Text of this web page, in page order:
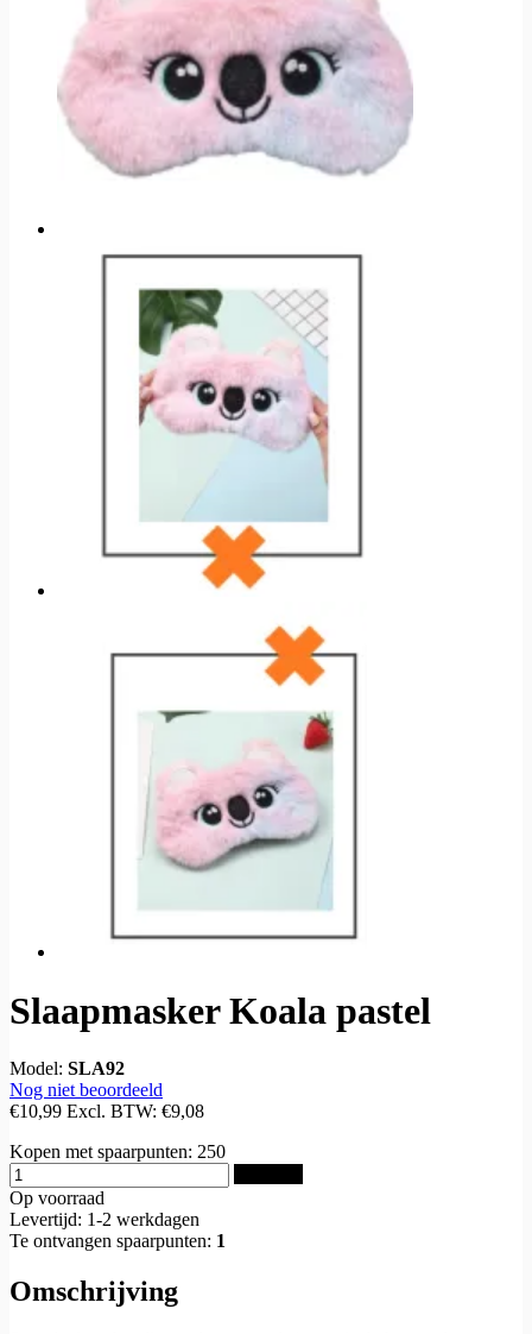
Slaapmasker Koala pastel
Model: SLA92
Nog niet beoordeeld
€10,99 Excl. BTW: €9,08
Kopen met spaarpunten: 250
Op voorraad
Levertijd: 1-2 werkdagen
Te ontvangen spaarpunten: 1
Omschrijving